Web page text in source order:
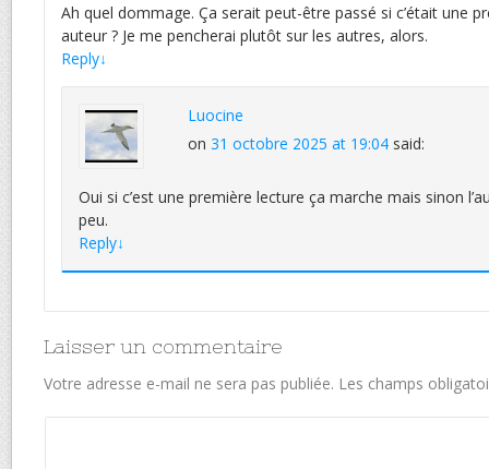
Ah quel dommage. Ça serait peut-être passé si c’était une
auteur ? Je me pencherai plutôt sur les autres, alors.
Reply↓
Luocine
on 31 octobre 2025 at 19:04 said:
Oui si c’est une première lecture ça marche mais sinon
peu.
Reply↓
Laisser un commentaire
Votre adresse e-mail ne sera pas publiée. Les champs